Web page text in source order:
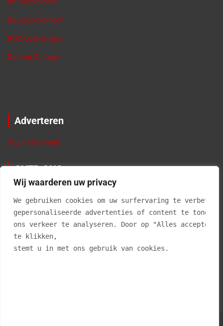
Wij waarderen uw privacy
We gebruiken cookies om uw surfervaring te
gepersonaliseerde advertenties of content te tonen
ons verkeer te analyseren. Door op "Alles
te klikken,
stemt u in met ons gebruik van cookies.
Bouwopleidingen
ROC Opleidingen
Deltion College
Adverteren
Stuur een email
OVER ONS
VierBalken.nl geeft informatie en tips over materialen,
producten, gereedschappen, doe-het-zelf klussen, interieur
advies en alles voor in en om de tuin. Klussen in je eigen huis
is niet alleen leuk, maar geeft ook erg veel voldoening als je
een klus zelf hebt geklaard. En… het kan je ook nog eens veel
geld uitsparen.